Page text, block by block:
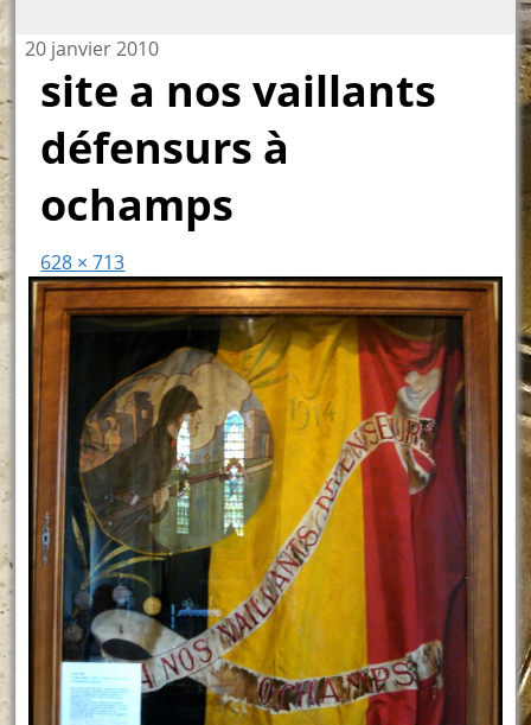
20 janvier 2010
site a nos vaillants
défensurs à
ochamps
628 × 713